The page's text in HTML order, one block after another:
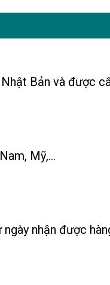
Mỹ,...
nhận được
Bản và được